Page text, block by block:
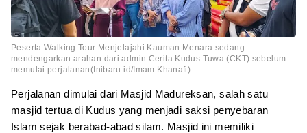
Peserta Walking Tour Menjelajahi Kauman Menara sedang
mendengarkan arahan dari admin Cerita Kudus Tuwa (CKT) sebelum
memulai perjalanan(Inibaru.id/Imam Khanafi)
Perjalanan dimulai dari Masjid Madureksan, salah satu
masjid tertua di Kudus yang menjadi saksi penyebaran
Islam sejak berabad-abad silam. Masjid ini memiliki